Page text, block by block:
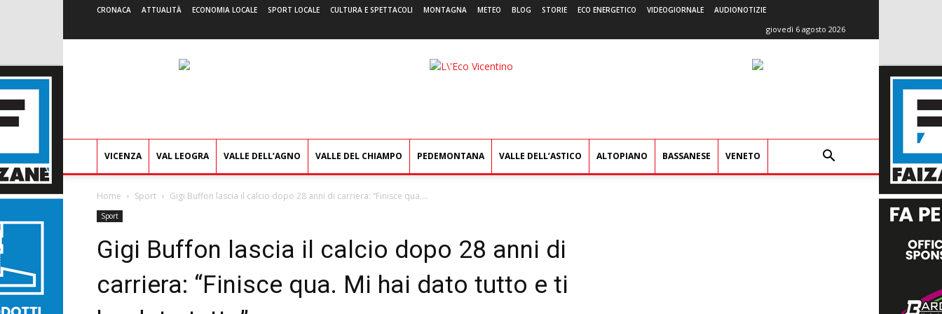
CRONACA ATTUALITÀ ECONOMIA LOCALE SPORT LOCALE CULTURA E SPETTACOLI MONTAGNA METEO BLOG STORIE ECO ENERGETICO VIDEOGIORNALE AUDIONOTIZIE
giovedì 6 agosto 2026
L'Eco
VICENZA VAL LEOGRA VALLE DELL’AGNO VALLE DEL CHIAMPO PEDEMONTANA VALLE DELL’ASTICO ALTOPIANO BASSANESE VENETO
Home Sport Gigi Buffon lascia il calcio dopo 28 anni di carriera: “Finisce qua....
Sport
Gigi Buffon lascia il calcio dopo 28 anni di
carriera: “Finisce qua. Mi hai dato tutto e ti